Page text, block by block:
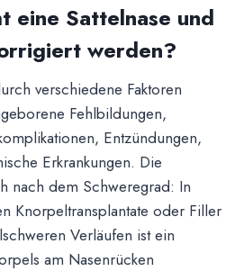
eine Sattelnase und
werden?
verschiedene Faktoren
Fehlbildungen,
Entzündungen,
Erkrankungen. Die
nach dem Schweregrad: In
Knorpeltransplantate oder Filler
Verläufen ist ein
am Nasenrücken